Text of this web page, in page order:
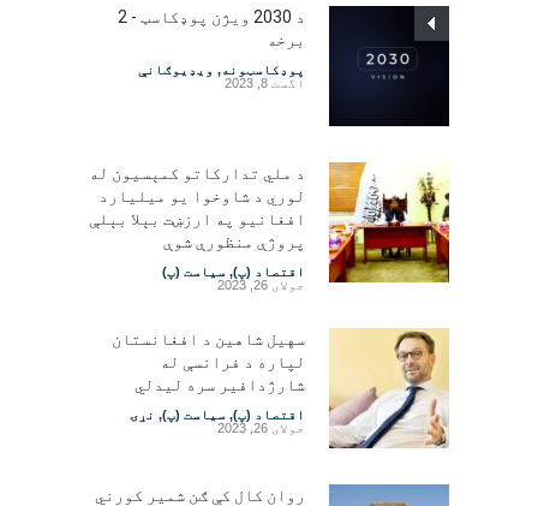
د 2030 ویژن پوډکاسټ - 2
برخه
پوډکاسټونه, ویډیوګانې
اگست 8, 2023
د ملي تدارکاتو کمېسیون له
لوري د شاوخوا یو میلیارد
افغانیو په ارزښت بېلا بېلې
پروژې منظورې شوې
اقتصاد (پ), سیاست (پ)
جولای 26, 2023
سهیل شاهین د افغانستان
لپاره د فرانسې له
شارژدافیر سره لیدلي
اقتصاد (پ), سیاست (پ), نړۍ
جولای 26, 2023
روان کال کې ګن شمیر کورني